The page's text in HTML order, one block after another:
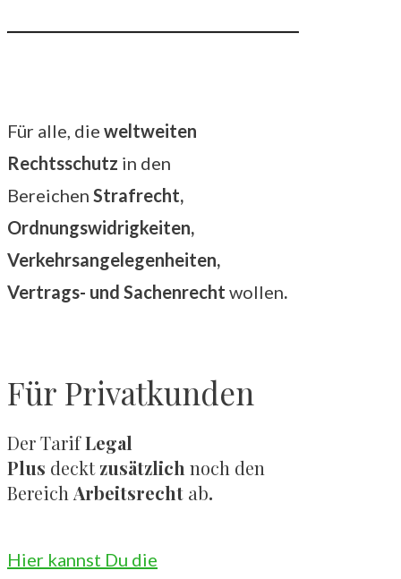
Für alle, die weltweiten
Rechtsschutz in den
Bereichen Strafrecht,
Ordnungswidrigkeiten,
Verkehrsangelegenheiten,
Vertrags- und Sachenrecht wollen.
Für Privatkunden
Der TarifLegal
Plus decktzusätzlich noch den
Bereich Arbeitsrecht ab.
Hier kannst Du die